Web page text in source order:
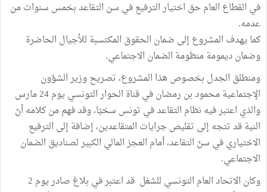
في القطاع العام حق اختيار الترفيع في سن التقاعد بخمس سنوات من
عدمه.
كما يهدف المشروع إلى ضمان الحقوق المكتسبة للأجيال الحاضرة
وضمان ديمومة منظومة الضمان الاجتماعي.
ومنطلق الجدل بخصوص هذا المشروع، تصريح وزير الشؤون
الإجتماعية محمود بن رمضان في قناة الحوار التونسي يوم 24 مارس
والذي اعتبر فيه نظام التقاعد في تونس سخيّا، وقد فهم من كلامه أنّ
النية قد تتجه إلى تقليص جرايات المتقاعدين، إضافة إلى الترفيع
الاختياري في سنّ التقاعد، أمام العجز المالي الكبير لصناديق الضمان
الاجتماعي.
وكان الاتحاد العام التونسي للشغل قد اعتبر في بلاغ صادر يوم 2